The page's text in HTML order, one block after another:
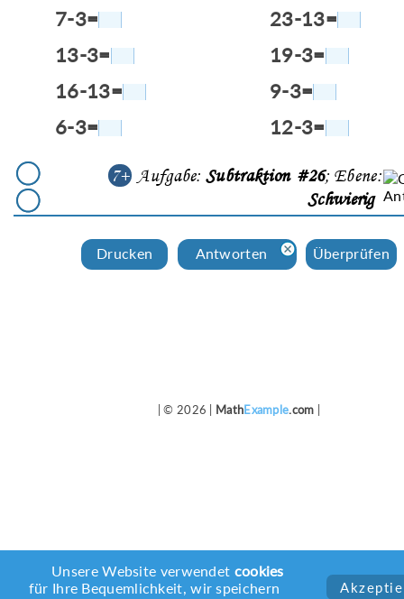
7-3=
23-13=
13-3=
19-3=
16-13=
9-3=
6-3=
12-3=
7+ Aufgabe:Subtraktion #26; Ebene:
Schwierig
Drucken Аntworten Überprüfen
| © 2026 | MathExample.com
Unsere Website verwendet cookies
für Ihre Bequemlichkeit, wir speichern